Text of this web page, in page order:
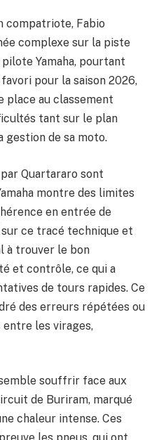
compatriote, Fabio
complexe sur la piste
Yamaha, pourtant
pour la saison 2026,
place au classement
tant sur le plan
gestion de sa moto.
Quartararo sont
montre des limites
en entrée de
ce tracé technique et
à trouver le bon
et contrôle, ce qui a
de tours rapides. Ce
des erreurs répétées ou
les virages,
semble souffrir face aux
de Buriram, marqué
chaleur intense. Ces